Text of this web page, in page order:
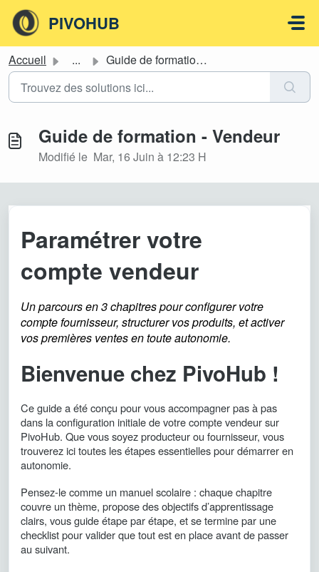
Passer au contenu principal
PIVOHUB
Accueil ... Guide de formation - Vendeur
Guide de formation - Vendeur
Modifié le Mar, 16 Juin à 12:23 H
Paramétrer votre
compte vendeur
Un parcours en 3 chapitres pour configurer votre
compte fournisseur, structurer vos produits, et activer
vos premières ventes en toute autonomie.
Bienvenue chez PivoHub !
Ce guide a été conçu pour vous accompagner pas à pas
dans la configuration initiale de votre compte vendeur sur
PivoHub. Que vous soyez producteur ou fournisseur, vous
trouverez ici toutes les étapes essentielles pour démarrer en
autonomie.
Pensez-le comme un manuel scolaire : chaque chapitre
couvre un thème, propose des objectifs d’apprentissage
clairs, vous guide étape par étape, et se termine par une
checklist pour valider que tout est en place avant de passer
au suivant.